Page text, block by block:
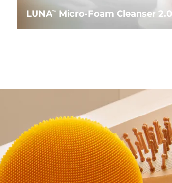
LUNATMMicro-Foam Cleanser 2.0